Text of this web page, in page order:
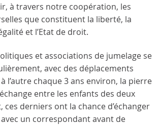
à travers notre coopération, les
que constituent la liberté, la
et l’Etat de droit.
et associations de jumelage se
avec des déplacements
l’autre chaque 3 ans environ, la pierre
entre les enfants des deux
ces derniers ont la chance d’échanger
un correspondant avant de